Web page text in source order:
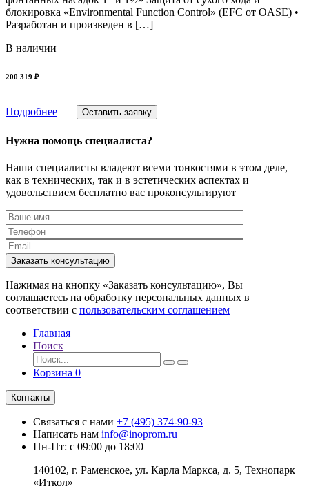
блокировка «Environmental Function Control» (EFC от OASE) •
Разработан и произведен в […]
В наличии
200 319 ₽
Подробнее Оставить заявку
Нужна помощь специалиста?
Наши специалисты владеют всеми тонкостями в этом деле,
как в технических, так и в эстетических аспектах и
удовольствием бесплатно вас проконсультируют
Заказать консультацию
Нажимая на кнопку «Заказать консультацию», Вы
соглашаетесь на обработку персональных данных в
соответствии с пользовательским соглашением
Главная
Поиск
Корзина 0
Контакты
Связаться с нами +7 (495) 374-90-93
Написать нам info@inoprom.ru
Пн-Пт: с 09:00 до 18:00
140102, г. Раменское, ул. Карла Маркса, д. 5, Технопарк
«Иткол»